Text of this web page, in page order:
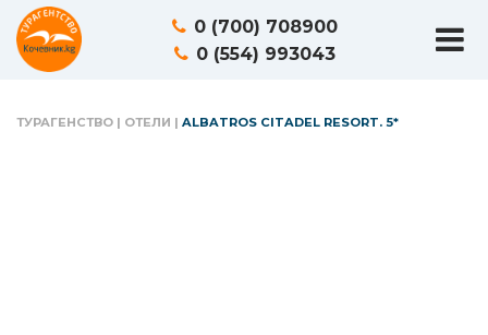
0 (700) 708900
0 (554) 993043
ТУРАГЕНСТВО | ОТЕЛИ | ALBATROS CITADEL RESORT. 5*